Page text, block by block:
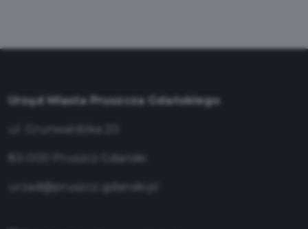
Urząd Miasta Pruszcza Gdańskiego